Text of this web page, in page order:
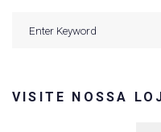
VISITE NOSSA